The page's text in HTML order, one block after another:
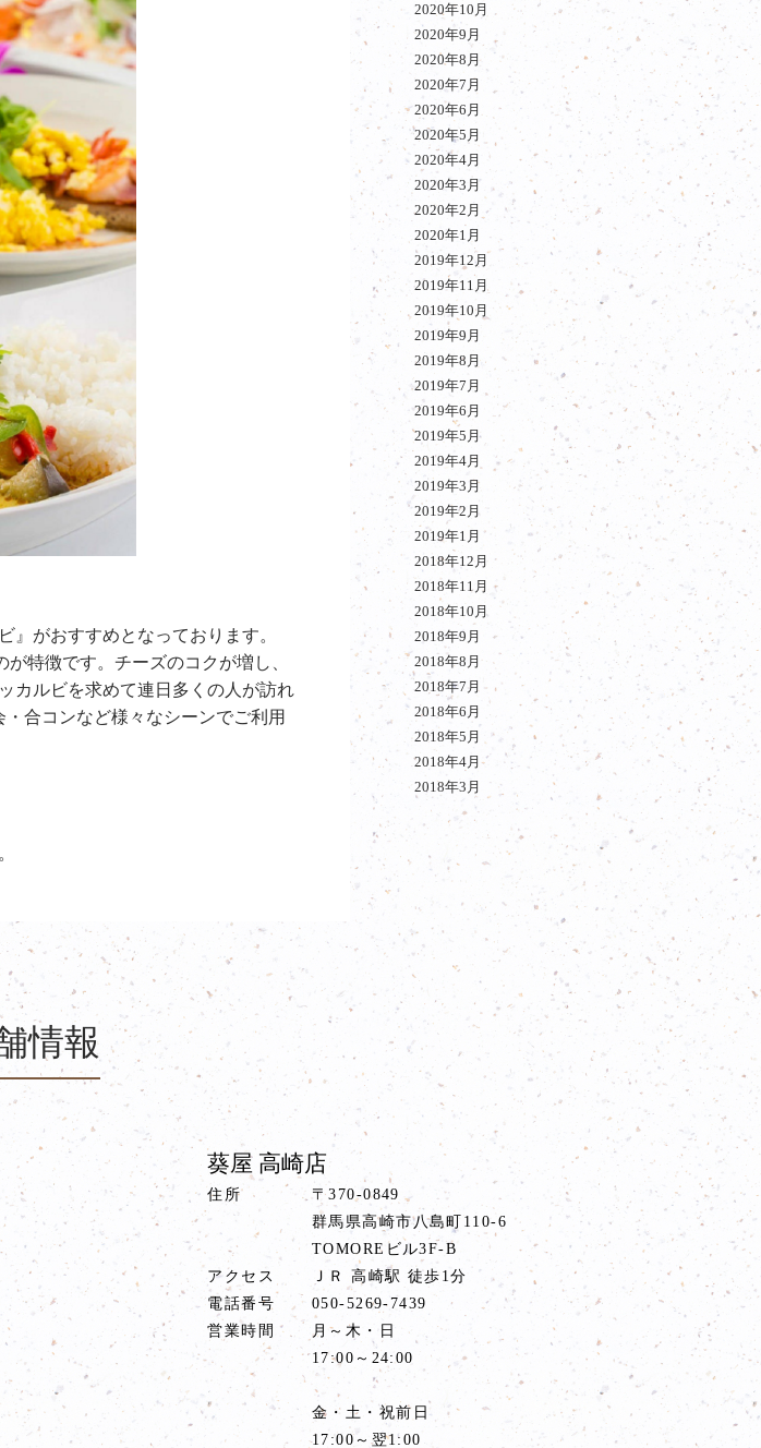
がおすすめとなっております。
特徴です。チーズのコクが増し、
カルビを求めて連日多くの人が訪れ
合コンなど様々なシーンでご利用
2020年10月
2020年9月
2020年8月
2020年7月
2020年6月
2020年5月
2020年4月
2020年3月
2020年2月
2020年1月
2019年12月
2019年11月
2019年10月
2019年9月
2019年8月
2019年7月
2019年6月
2019年5月
2019年4月
2019年3月
2019年2月
2019年1月
2018年12月
2018年11月
2018年10月
2018年9月
2018年8月
2018年7月
2018年6月
2018年5月
2018年4月
2018年3月
情報
葵屋 高崎店
住所
〒370-0849
群馬県高崎市八島町110-6
TOMOREビル3F-B
アクセス
ＪＲ 高崎駅 徒歩1分
電話番号
050-5269-7439
営業時間
月～木・日
17:00～24:00
金・土・祝前日
17:00～翌1:00